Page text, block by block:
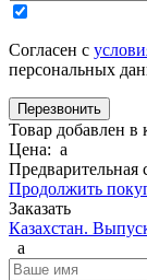
Согласен с
персональных
Товар добавлен в
Цена: a
Предварительная
Продолжить
Заказать
Казахстан.
a